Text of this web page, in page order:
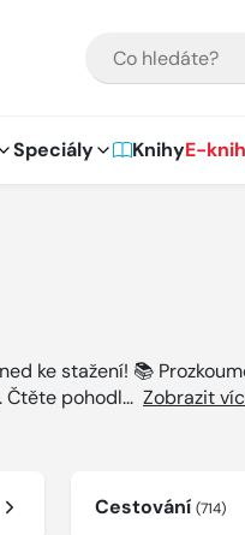
Speciály KnihyE-
ke stažení! 📚
Čtěte pohodl... Zobrazit
Cestování(714)